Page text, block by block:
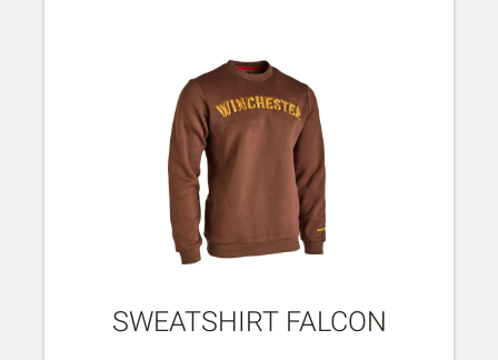
SWEATSHIRT FALCON